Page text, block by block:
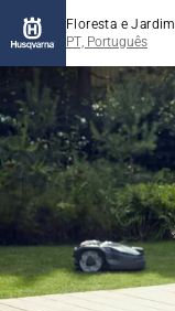
Floresta e Jardim
PT, Português